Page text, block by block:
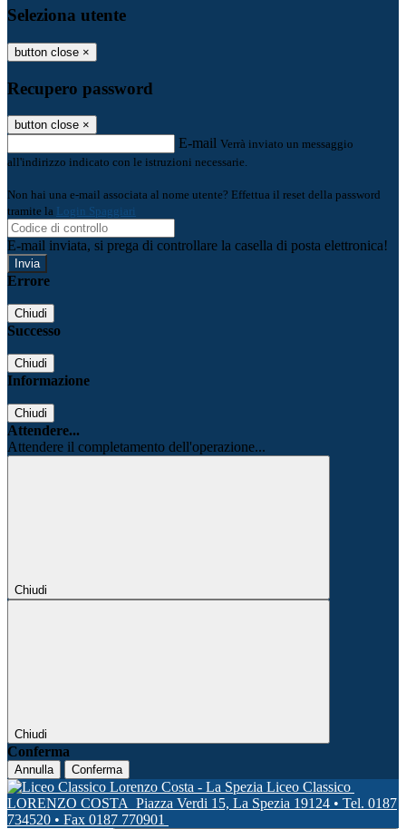
Seleziona utente
button close ×
Recupero password
button close ×
E-mail Verrà inviato un messaggio
all'indirizzo indicato con le istruzioni necessarie.
Non hai una e-mail associata al nome utente? Effettua il reset della password
tramite la Login Spaggiari
E-mail inviata, si prega di controllare la casella di posta elettronica!
Errore
Chiudi
Successo
Chiudi
Informazione
Chiudi
Attendere...
Attendere il completamento dell'operazione...
Chiudi
Chiudi
Conferma
Annulla Conferma
Liceo Classico
LORENZO COSTA Piazza Verdi 15, La Spezia 19124 • Tel. 0187
734520 • Fax 0187 770901